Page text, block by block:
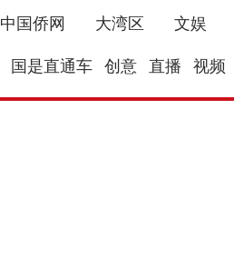
中国侨网 大湾区 文娱
国是直通车 创意 直播 视频